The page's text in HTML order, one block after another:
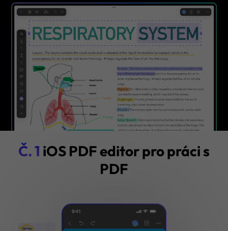
Č. 1 iOS PDF editor pro práci s
PDF